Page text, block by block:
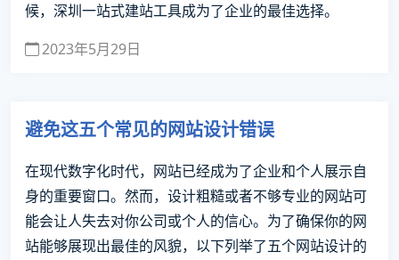
候，深圳一站式建站工具成为了企业的最佳选择。
2023年5月29日
避免这五个常见的网站设计错误
在现代数字化时代，网站已经成为了企业和个人展示自
身的重要窗口。然而，设计粗糙或者不够专业的网站可
能会让人失去对你公司或个人的信心。为了确保你的网
站能够展现出最佳的风貌，以下列举了五个网站设计的